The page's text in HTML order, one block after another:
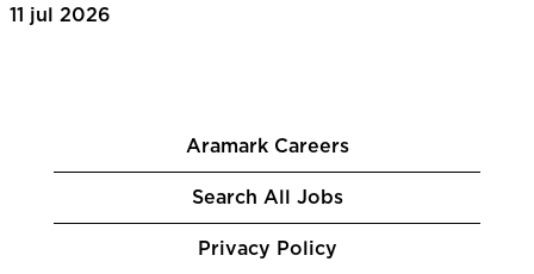
11 jul 2026
Aramark Careers
Search All Jobs
Privacy Policy